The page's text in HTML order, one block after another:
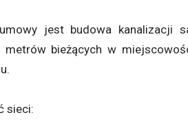
jest budowa kanalizacji
metrów bieżących w
sieci: